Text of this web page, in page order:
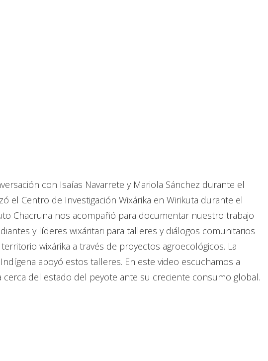
con Isaías Navarrete y Mariola Sánchez durante el
el Centro de Investigación Wixárika en Wirikuta durante el
Chacruna nos acompañó para documentar nuestro trabajo
y líderes wixáritari para talleres y diálogos comunitarios
wixárika a través de proyectos agroecológicos. La
apoyó estos talleres. En este video escuchamos a
cerca del estado del peyote ante su creciente consumo global.